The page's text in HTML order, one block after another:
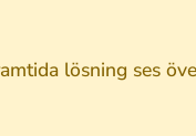
lösning ses